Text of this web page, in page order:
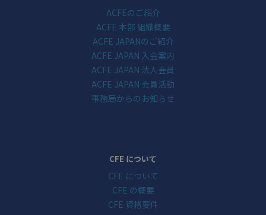
ACFEのご紹介
ACFE 本部 組織概要
ACFE JAPANのご紹介
ACFE JAPAN 入会案内
ACFE JAPAN 法人会員
ACFE JAPAN 会員活動
事務局からのお知らせ
CFE について
CFE について
CFE の概要
CFE 資格要件